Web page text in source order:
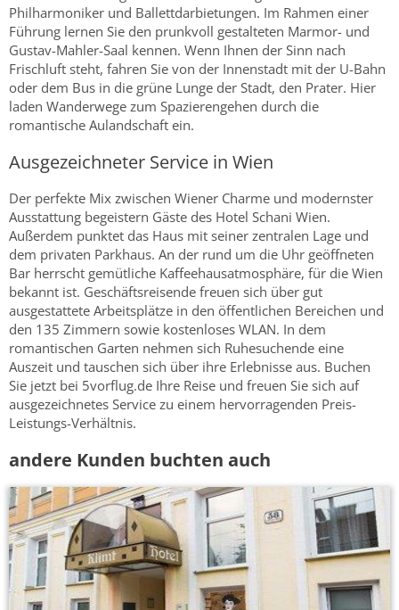
Philharmoniker und Ballettdarbietungen. Im Rahmen einer
Führung lernen Sie den prunkvoll gestalteten Marmor- und
Gustav-Mahler-Saal kennen. Wenn Ihnen der Sinn nach
Frischluft steht, fahren Sie von der Innenstadt mit der U-Bahn
oder dem Bus in die grüne Lunge der Stadt, den Prater. Hier
laden Wanderwege zum Spazierengehen durch die
romantische Aulandschaft ein.
Ausgezeichneter Service in Wien
Der perfekte Mix zwischen Wiener Charme und modernster
Ausstattung begeistern Gäste des Hotel Schani Wien.
Außerdem punktet das Haus mit seiner zentralen Lage und
dem privaten Parkhaus. An der rund um die Uhr geöffneten
Bar herrscht gemütliche Kaffeehausatmosphäre, für die Wien
bekannt ist. Geschäftsreisende freuen sich über gut
ausgestattete Arbeitsplätze in den öffentlichen Bereichen und
den 135 Zimmern sowie kostenloses WLAN. In dem
romantischen Garten nehmen sich Ruhesuchende eine
Auszeit und tauschen sich über ihre Erlebnisse aus. Buchen
Sie jetzt bei 5vorflug.de Ihre Reise und freuen Sie sich auf
ausgezeichnetes Service zu einem hervorragenden Preis-
Leistungs-Verhältnis.
andere Kunden buchten auch